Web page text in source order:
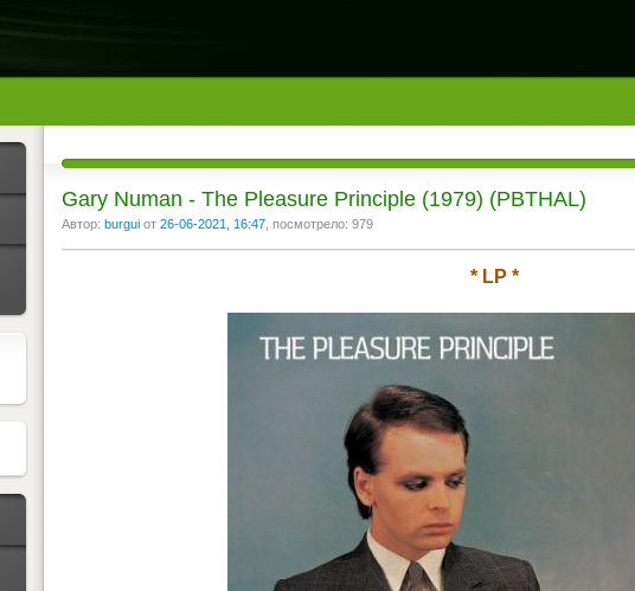
Gary Numan - The Pleasure Principle (1979) (PBTHAL)
Автор: burgui от 26-06-2021, 16:47 , посмотрело: 979
* LP *